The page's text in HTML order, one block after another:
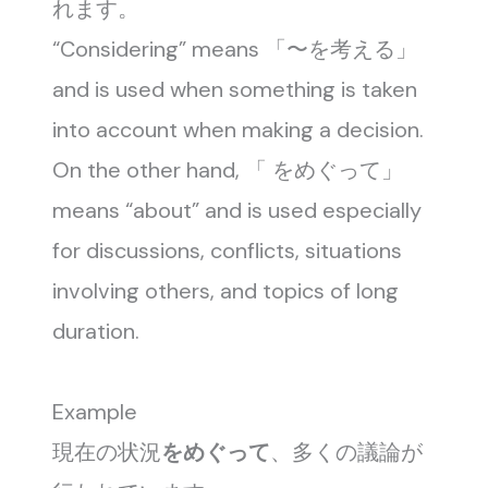
れます。
“Considering” means 「〜を考える」
and is used when something is taken
into account when making a decision.
On the other hand, 「 をめぐって」
means “about” and is used especially
for discussions, conflicts, situations
involving others, and topics of long
duration.
Example
現在の状況をめぐって、多くの議論が